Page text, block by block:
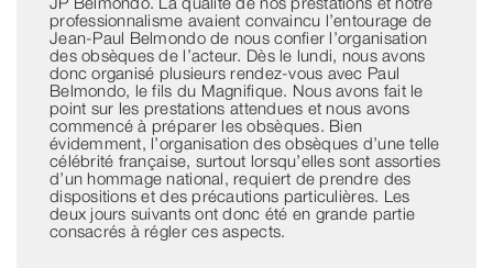
professionnalisme avaient convaincu l’entourage de
Jean-Paul Belmondo de nous confier l’organisation
des obsèques de l’acteur. Dès le lundi, nous avons
donc organisé plusieurs rendez-vous avec Paul
Belmondo, le fils du Magnifique. Nous avons fait le
point sur les prestations attendues et nous avons
commencé à préparer les obsèques. Bien
évidemment, l’organisation des obsèques d’une telle
célébrité française, surtout lorsqu’elles sont assorties
d’un hommage national, requiert de prendre des
dispositions et des précautions particulières. Les
deux jours suivants ont donc été en grande partie
consacrés à régler ces aspects.